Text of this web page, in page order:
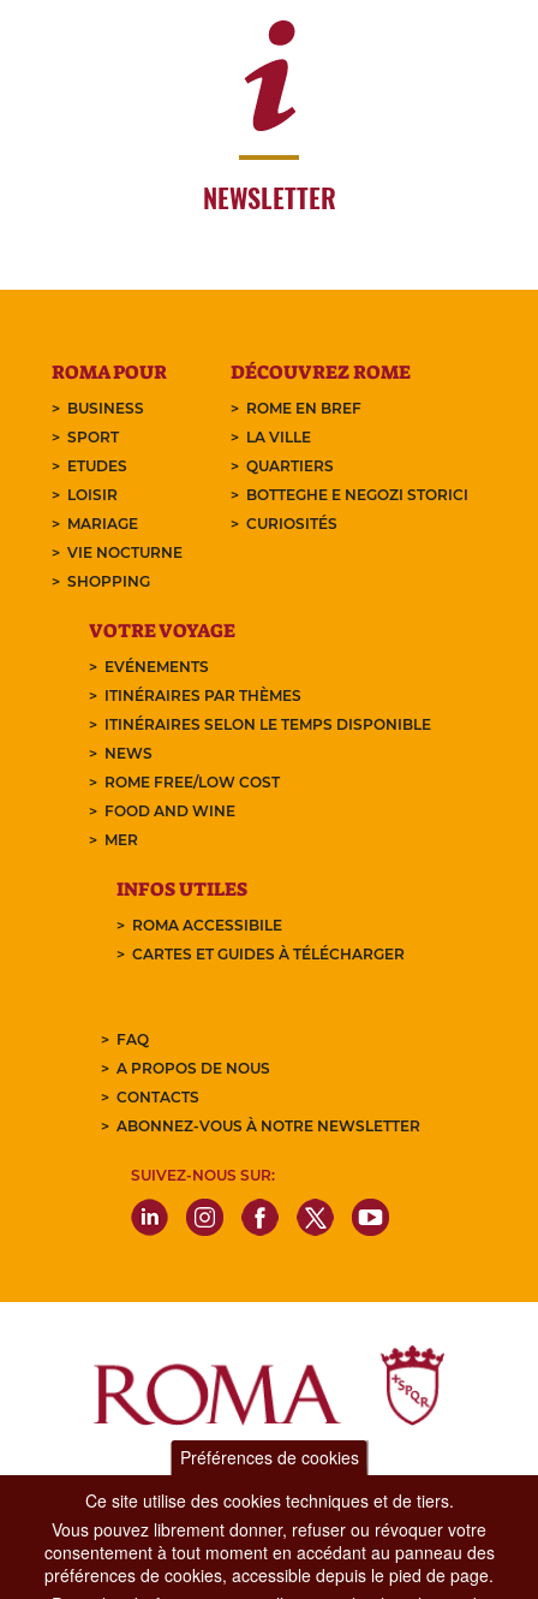
NEWSLETTER
ROMA POUR
BUSINESS
SPORT
ETUDES
LOISIR
MARIAGE
VIE NOCTURNE
SHOPPING
DÉCOUVREZ ROME
ROME EN BREF
LA VILLE
QUARTIERS
BOTTEGHE E NEGOZI STORICI
CURIOSITÉS
VOTRE VOYAGE
EVÉNEMENTS
ITINÉRAIRES PAR THÈMES
ITINÉRAIRES SELON LE TEMPS DISPONIBLE
NEWS
ROME FREE/LOW COST
FOOD AND WINE
MER
INFOS UTILES
ROMA ACCESSIBILE
CARTES ET GUIDES À TÉLÉCHARGER
FAQ
A PROPOS DE NOUS
CONTACTS
ABONNEZ-VOUS À NOTRE NEWSLETTER
SUIVEZ-NOUS SUR:
Via di San Basilio, 51
00187 Roma
Préférences de cookies
Ce site utilise des cookies techniques et de tiers.
Vous pouvez librement donner, refuser ou révoquer votre
consentement à tout moment en accédant au panneau des
préférences de cookies, accessible depuis le pied de page.